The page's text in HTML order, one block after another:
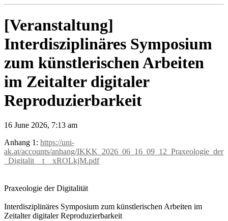
[Veranstaltung]
Interdisziplinäres Symposium
zum künstlerischen Arbeiten
im Zeitalter digitaler
Reproduzierbarkeit
16 June 2026, 7:13 am
Anhang 1: https://uni-
ak.at/accounts/anhang/IKKK_2026_06_16_09_12_Praxeologie_der
_Digitalit__t__xROLkjM.pdf
Praxeologie der Digitalität
Interdisziplinäres Symposium zum künstlerischen Arbeiten im
Zeitalter digitaler Reproduzierbarkeit